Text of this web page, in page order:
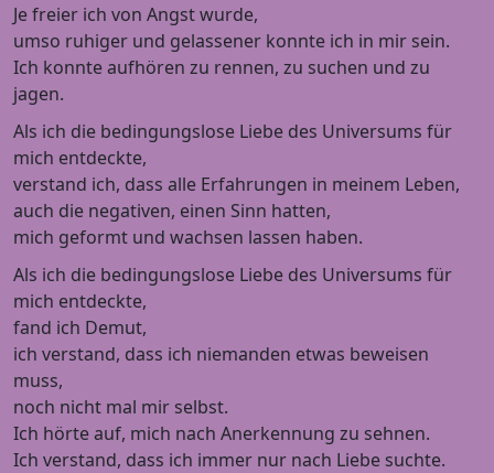
Je freier ich von Angst wurde,
umso ruhiger und gelassener konnte ich in mir sein.
Ich konnte aufhören zu rennen, zu suchen und zu
jagen.
Als ich die bedingungslose Liebe des Universums für
mich entdeckte,
verstand ich, dass alle Erfahrungen in meinem Leben,
auch die negativen, einen Sinn hatten,
mich geformt und wachsen lassen haben.
Als ich die bedingungslose Liebe des Universums für
mich entdeckte,
fand ich Demut,
ich verstand, dass ich niemanden etwas beweisen
muss,
noch nicht mal mir selbst.
Ich hörte auf, mich nach Anerkennung zu sehnen.
Ich verstand, dass ich immer nur nach Liebe suchte.